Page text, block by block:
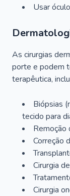
Usar
As cirurgias
porte e podem
terapêutica,
Biópsias
tecido para
Remoção
Correção
Cirurgia
Cirurgia